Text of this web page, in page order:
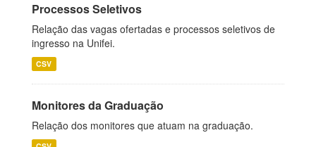
Processos Seletivos
Relação das vagas ofertadas e processos seletivos de
ingresso na Unifei.
CSV
Monitores da Graduação
Relação dos monitores que atuam na graduação.